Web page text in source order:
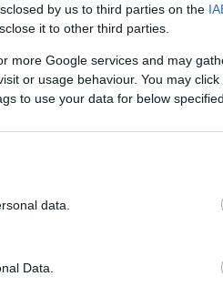
by us to third parties on the
it to other third parties.
more Google services and may
or usage behaviour. You may
to use your data for below
data.
Data.
εδώ
50
2000 /
Πολιτική Απορρήτου